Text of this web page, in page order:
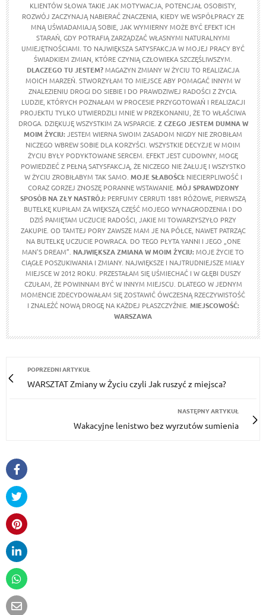
KLIENTÓW SŁOWA TAKIE JAK MOTYWACJA, POTENCJAŁ OSOBISTY,
ROZWÓJ ZACZYNAJĄ NABIERAĆ ZNACZENIA, KIEDY WE WSPÓŁPRACY ZE
MNĄ UŚWIADAMIAJĄ SOBIE, JAK WYMIERNY MOŻE BYĆ EFEKT ICH
STARAŃ, GDY POTRAFIĄ ZARZĄDZAĆ WŁASNYMI NATURALNYMI
UMIEJĘTNOŚCIAMI. TO NAJWIĘKSZA SATYSFAKCJA W MOJEJ PRACY BYĆ
ŚWIADKIEM ZMIAN, KTÓRE CZYNIĄ CZŁOWIEKA SZCZĘŚLIWSZYM.
DLACZEGO TU JESTEM?MAGAZYN ZMIANY W ŻYCIU TO REALIZACJA
MOICH MARZEŃ. STWORZYŁAM TO MIEJSCE ABY POMAGAĆ INNYM W
ZNALEZIENIU DROGI DO SIEBIE I DO PRAWDZIWEJ RADOŚCI Z ŻYCIA.
LUDZIE, KTÓRYCH POZNAŁAM W PROCESIE PRZYGOTOWAŃ I REALIZACJI
PROJEKTU TYLKO UTWIERDZILI MNIE W PRZEKONANIU, ŻE TO WŁAŚCIWA
DROGA. DZIĘKUJĘ WSZYSTKIM ZA WSPARCIE. Z CZEGO JESTEM DUMNA W
MOIM ŻYCIU:JESTEM WIERNA SWOIM ZASADOM NIGDY NIE ZROBIŁAM
NICZEGO WBREW SOBIE DLA KORZYŚCI. WSZYSTKIE DECYZJE W MOIM
ŻYCIU BYŁY PODYKTOWANE SERCEM. EFEKT JEST CUDOWNY, MOGĘ
POWIEDZIEĆ Z PEŁNĄ SATYSFAKCJĄ, ŻE NICZEGO NIE ŻAŁUJĘ I WSZYSTKO
W ŻYCIU ZROBIŁABYM TAK SAMO. MOJE SŁABOŚCI:NIECIERPLIWOŚĆ I
CORAZ GORZEJ ZNOSZĘ PORANNE WSTAWANIE. MÓJ SPRAWDZONY
SPOSÓB NA ZŁY NASTRÓJ: PERFUMY CERRUTI 1881 RÓŻOWE, PIERWSZĄ
BUTELKĘ KUPIŁAM ZA WIĘKSZĄ CZĘŚĆ MOJEGO WYNAGRODZENIA I DO
DZIŚ PAMIĘTAM UCZUCIE RADOŚCI, JAKIE MI TOWARZYSZYŁO PRZY
ZAKUPIE. OD TAMTEJ PORY ZAWSZE MAM JE NA PÓŁCE, NAWET PATRZĄC
NA BUTELKĘ UCZUCIE POWRACA. DO TEGO PŁYTA YANNI I JEGO „ONE
MAN'S DREAM”. NAJWIĘKSZA ZMIANA W MOIM ŻYCIU:MOJE ŻYCIE TO
CIĄGŁE POSZUKIWANIA I ZMIANY. NAJWIĘKSZE I NAJTRUDNIEJSZE MIAŁY
MIEJSCE W 2012 ROKU. PRZESTAŁAM SIĘ UŚMIECHAĆ I W GŁĘBI DUSZY
CZUŁAM, ŻE POWINNAM BYĆ W INNYM MIEJSCU. DLATEGO W JEDNYM
MOMENCIE ZDECYDOWAŁAM SIĘ ZOSTAWIĆ ÓWCZESNĄ RZECZYWISTOŚĆ
I ZNALEŹĆ NOWĄ DROGĘ NA KAŻDEJ PŁASZCZYŹNIE. MIEJSCOWOŚĆ:
WARSZAWA
POPRZEDNI ARTYKUŁ
WARSZTAT Zmiany w Życiu czyli Jak ruszyć z miejsca?
NASTĘPNY ARTYKUŁ
Wakacyjne lenistwo bez wyrzutów sumienia